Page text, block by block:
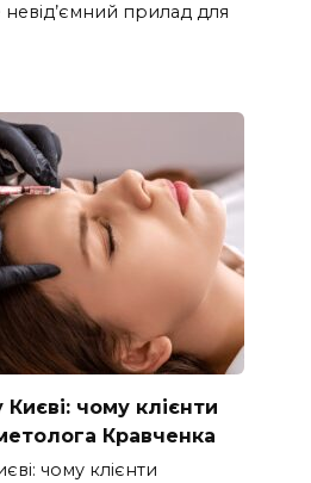
прилад для
чому клієнти
Кравченка
чому клієнти